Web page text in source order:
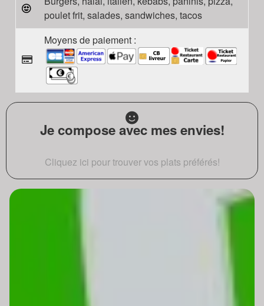
poulet frit, salades, sandwiches, tacos
Moyens de paiement :
Je compose avec mes envies!
Cliquez ici pour trouver vos plats préférés!